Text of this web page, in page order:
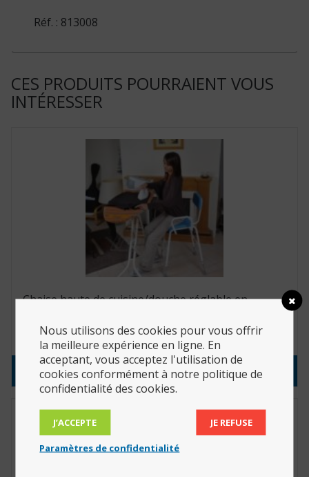
Réf. : 813008
CES PRODUITS POURRAIENT VOUS
INTÉRESSER
Chaise haute de cuisine/douche réglable en
129.00€
Consulter le produit
Nous utilisons des cookies pour vous offrir
la meilleure expérience en ligne. En
acceptant, vous acceptez l'utilisation de
cookies conformément à notre politique de
confidentialité des cookies.
J’ACCEPTE JE REFUSE
Paramètres de confidentialité